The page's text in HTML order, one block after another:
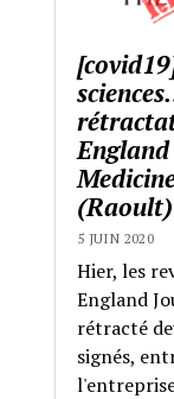
(Raoult)
5 JUIN 2020
Hier, les
England
rétracté
signés,